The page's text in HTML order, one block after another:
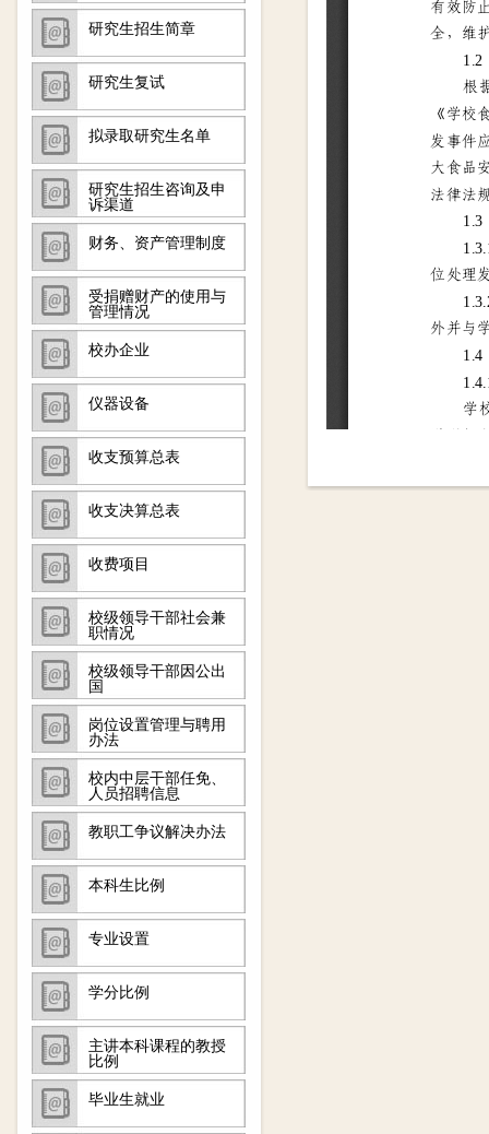
研究生招生简章
研究生复试
拟录取研究生名单
研究生招生咨询及申
诉渠道
财务、资产管理制度
受捐赠财产的使用与
管理情况
校办企业
仪器设备
收支预算总表
收支决算总表
收费项目
校级领导干部社会兼
职情况
校级领导干部因公出
国
岗位设置管理与聘用
办法
校内中层干部任免、
人员招聘信息
教职工争议解决办法
本科生比例
专业设置
学分比例
主讲本科课程的教授
比例
毕业生就业